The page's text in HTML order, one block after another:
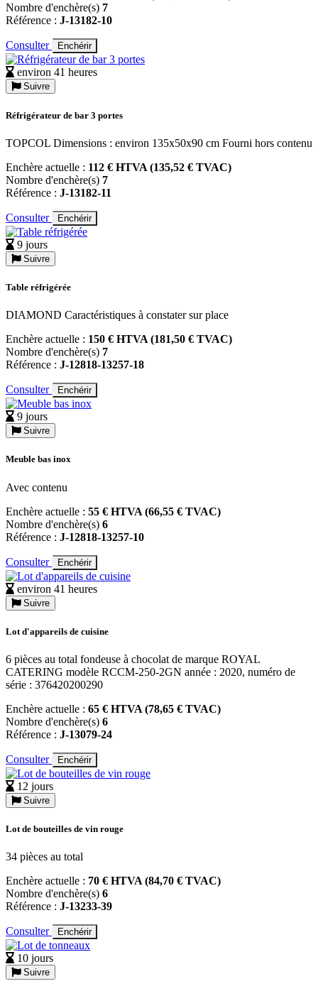
Nombre d'enchère(s) 7
Référence : J-13182-10
Consulter Enchérir
environ 41 heures
Suivre
Réfrigérateur de bar 3 portes
TOPCOL Dimensions : environ 135x50x90 cm Fourni hors contenu
Enchère actuelle : 112 € HTVA (135,52 € TVAC)
Nombre d'enchère(s) 7
Référence : J-13182-11
Consulter Enchérir
9 jours
Suivre
Table réfrigérée
DIAMOND Caractéristiques à constater sur place
Enchère actuelle : 150 € HTVA (181,50 € TVAC)
Nombre d'enchère(s) 7
Référence : J-12818-13257-18
Consulter Enchérir
9 jours
Suivre
Meuble bas inox
Avec contenu
Enchère actuelle : 55 € HTVA (66,55 € TVAC)
Nombre d'enchère(s) 6
Référence : J-12818-13257-10
Consulter Enchérir
environ 41 heures
Suivre
Lot d'appareils de cuisine
6 pièces au total fondeuse à chocolat de marque ROYAL
CATERING modèle RCCM-250-2GN année : 2020, numéro de
série : 376420200290
Enchère actuelle : 65 € HTVA (78,65 € TVAC)
Nombre d'enchère(s) 6
Référence : J-13079-24
Consulter Enchérir
12 jours
Suivre
Lot de bouteilles de vin rouge
34 pièces au total
Enchère actuelle : 70 € HTVA (84,70 € TVAC)
Nombre d'enchère(s) 6
Référence : J-13233-39
Consulter Enchérir
10 jours
Suivre